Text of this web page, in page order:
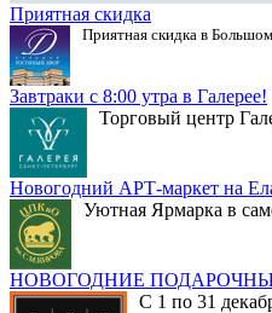
Приятная скидка
Приятная скидка в
Завтраки с 8:00 утра в Галерее!
Торговый центр
Новогодний АРТ-маркет на
Уютная Ярмарка в
НОВОГОДНИЕ
С 1 по 31